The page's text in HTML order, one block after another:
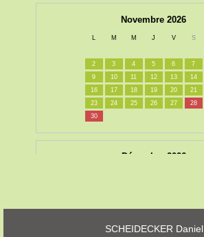
SCHEIDECKER Daniel